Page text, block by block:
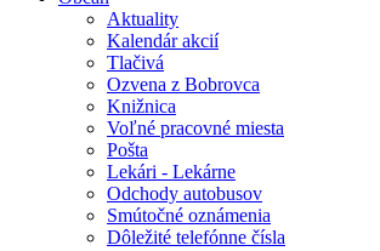
Aktuality
Kalendár akcií
Tlačivá
Ozvena z Bobrovca
Knižnica
Voľné pracovné miesta
Pošta
Lekári - Lekárne
Odchody autobusov
Smútočné oznámenia
Dôležité telefónne čísla